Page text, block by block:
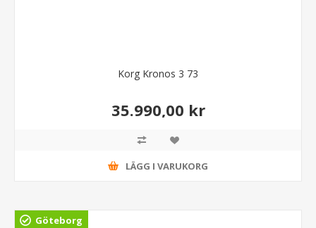
Korg Kronos 3 73
35.990,00 kr
LÄGG I VARUKORG
Göteborg